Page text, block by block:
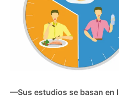
—Sus estudios se basan en